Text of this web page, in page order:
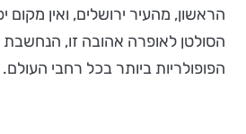
הראשון, מהעיר ירושלים, ואין מקום
הסולטן לאופרה אהובה זו,
הפופולריות ביותר בכל רחבי העולם.